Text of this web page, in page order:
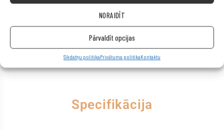
NORAIDĪT
Pārvaldīt opcijas
Sīkdatņu politikaPrivātuma politikaKontaktu
Specifikācija